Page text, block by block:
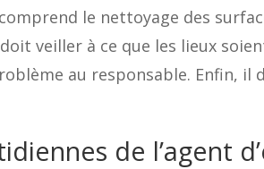
le nettoyage des
veiller à ce que les lieux
au responsable. Enfin, il
de l’agent